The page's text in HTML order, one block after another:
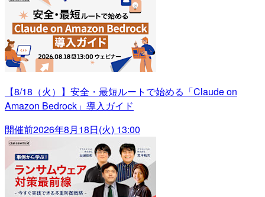
【8/18（火）】安全・最短ルートで始める「Claude on
Amazon Bedrock」導入ガイド
開催前2026年8月18日(火) 13:00